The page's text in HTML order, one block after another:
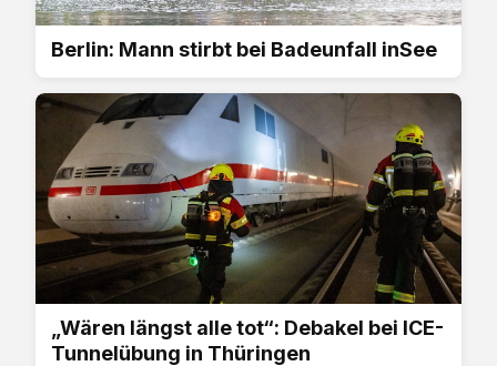
Berlin: Mann stirbt bei Badeunfall inSee
„Wären längst alle tot“: Debakel bei ICE-
Tunnelübung in Thüringen